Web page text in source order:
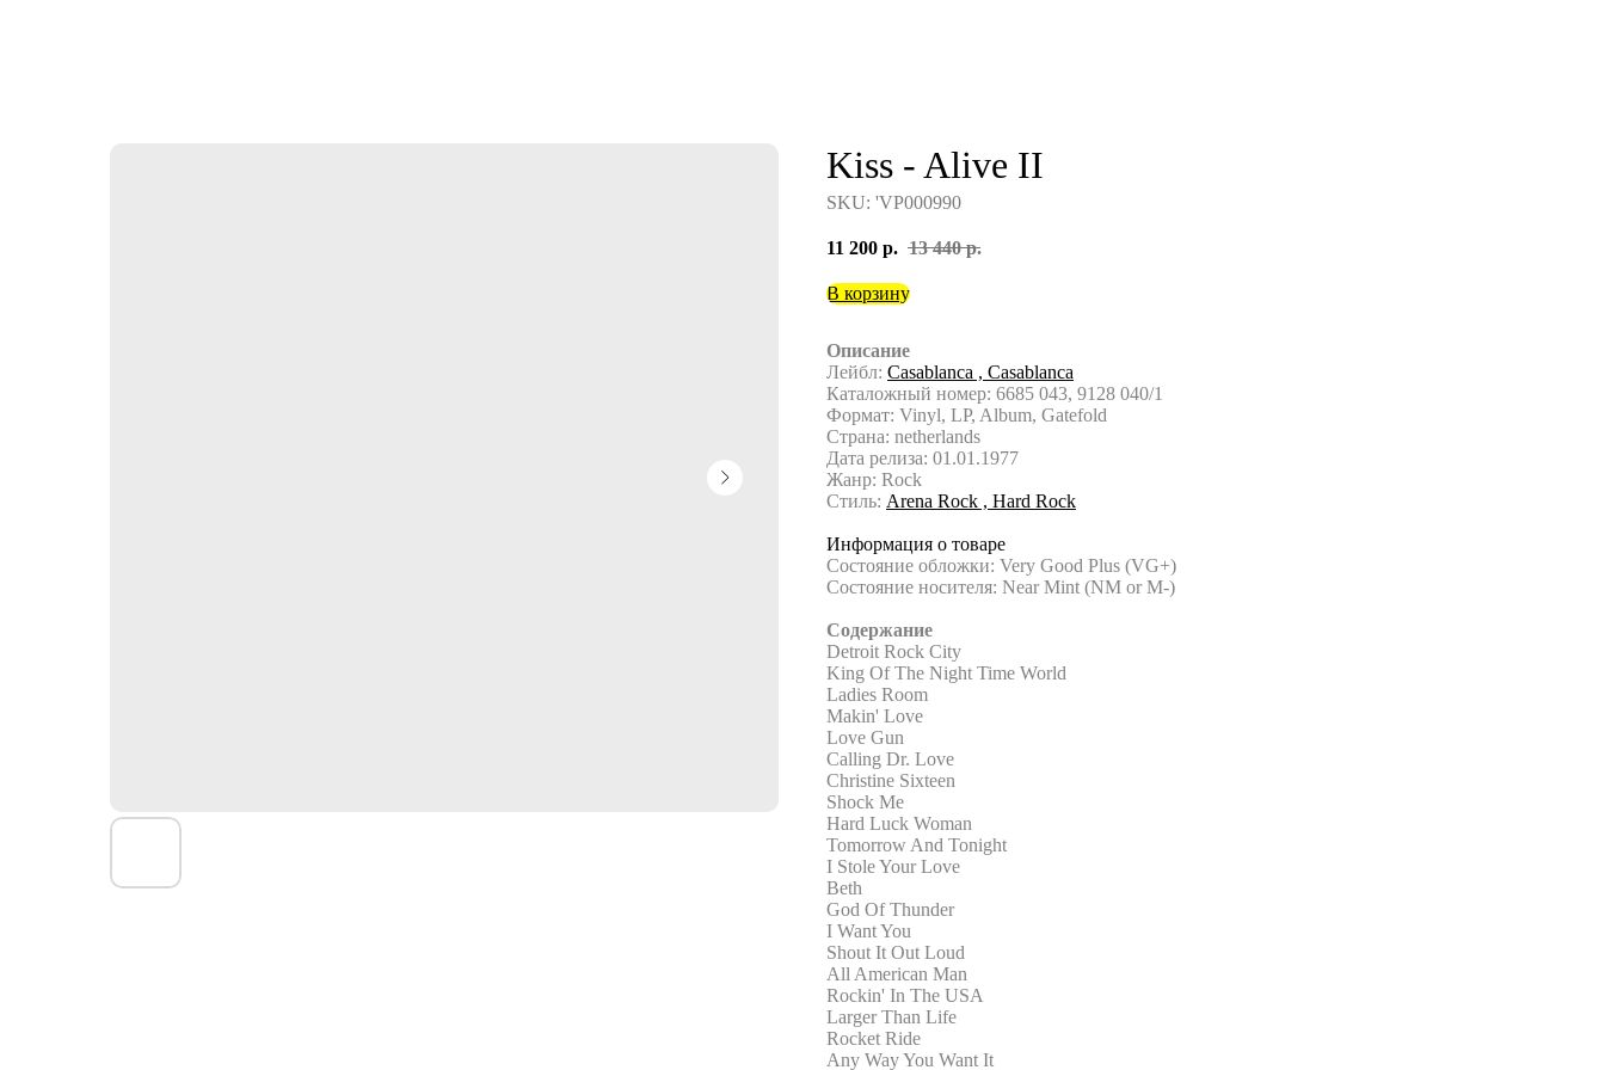
Kiss - Alive II
SKU: 'VP000990
11 200 р. 13 440 р.
В корзину
Описание
Лейбл: Casablanca , Casablanca
Каталожный номер: 6685 043, 9128 040/1
Формат: Vinyl, LP, Album, Gatefold
Страна: netherlands
Дата релиза: 01.01.1977
Жанр: Rock
Стиль: Arena Rock , Hard Rock
Информация о товаре
Состояние обложки: Very Good Plus (VG+)
Состояние носителя: Near Mint (NM or M-)
Содержание
Detroit Rock City
King Of The Night Time World
Ladies Room
Makin' Love
Love Gun
Calling Dr. Love
Christine Sixteen
Shock Me
Hard Luck Woman
Tomorrow And Tonight
I Stole Your Love
Beth
God Of Thunder
I Want You
Shout It Out Loud
All American Man
Rockin' In The USA
Larger Than Life
Rocket Ride
Any Way You Want It